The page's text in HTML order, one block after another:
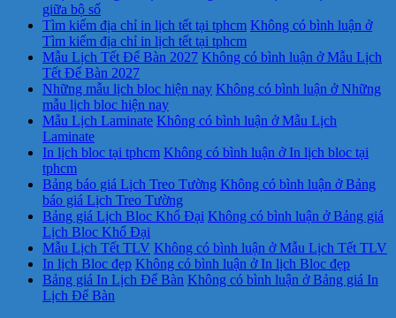
giữa bộ số
Tìm kiếm địa chỉ in lịch tết tại tphcm Không có bình luận ở
Tìm kiếm địa chỉ in lịch tết tại tphcm
Mẫu Lịch Tết Để Bàn 2027 Không có bình luận ở Mẫu Lịch
Tết Để Bàn 2027
Những mẫu lịch bloc hiện nay Không có bình luận ở Những
mẫu lịch bloc hiện nay
Mẫu Lịch Laminate Không có bình luận ở Mẫu Lịch
Laminate
In lịch bloc tại tphcm Không có bình luận ở In lịch bloc tại
tphcm
Bảng báo giá Lịch Treo Tường Không có bình luận ở Bảng
báo giá Lịch Treo Tường
Bảng giá Lịch Bloc Khổ Đại Không có bình luận ở Bảng giá
Lịch Bloc Khổ Đại
Mẫu Lịch Tết TLV Không có bình luận ở Mẫu Lịch Tết TLV
In lịch Bloc đẹp Không có bình luận ở In lịch Bloc đẹp
Bảng giá In Lịch Để Bàn Không có bình luận ở Bảng giá In
Lịch Để Bàn